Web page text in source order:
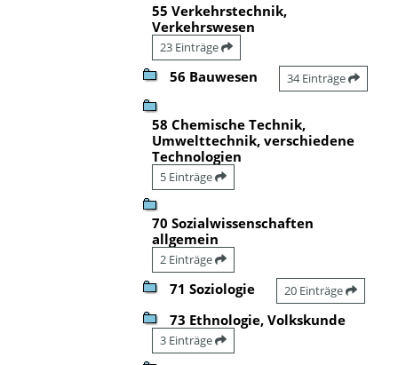
55 Verkehrstechnik,
Verkehrswesen
23 Einträge
56 Bauwesen 34 Einträge
58 Chemische Technik,
Umwelttechnik, verschiedene
Technologien
5 Einträge
70 Sozialwissenschaften
allgemein
2 Einträge
71 Soziologie 20 Einträge
73 Ethnologie, Volkskunde
3 Einträge